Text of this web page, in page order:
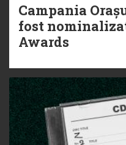
Campania
fost
Awards